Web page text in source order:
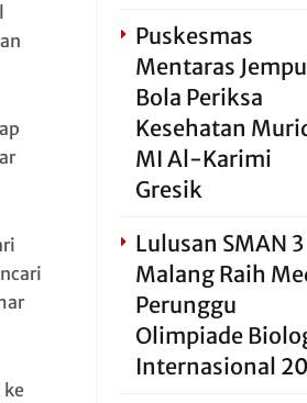
Puskesmas
Mentaras
Bola Periksa
Kesehatan
MI Al-Karimi
Gresik
Lulusan SMAN 3
Malang Raih
Perunggu
Olimpiade
Internasional